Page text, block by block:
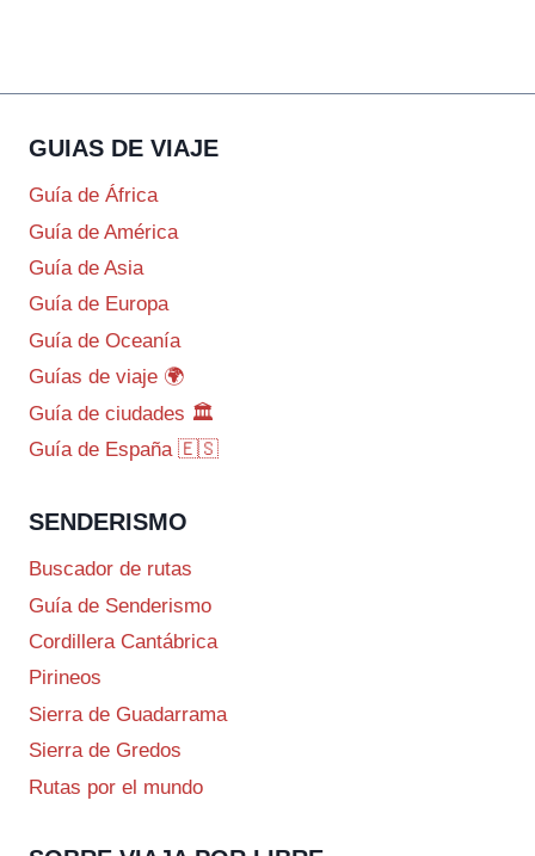
GUIAS DE VIAJE
Guía de África
Guía de América
Guía de Asia
Guía de Europa
Guía de Oceanía
Guías de viaje 🌍
Guía de ciudades 🏛️
Guía de España 🇪🇸
SENDERISMO
Buscador de rutas
Guía de Senderismo
Cordillera Cantábrica
Pirineos
Sierra de Guadarrama
Sierra de Gredos
Rutas por el mundo